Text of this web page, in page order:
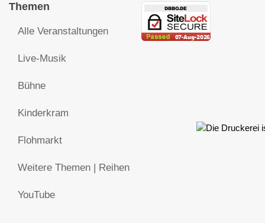
Themen
Alle Veranstaltungen
Live-Musik
Bühne
Kinderkram
Flohmarkt
Weitere Themen | Reihen
YouTube